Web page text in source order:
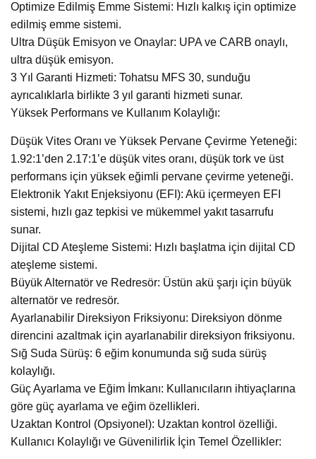
Optimize Edilmiş Emme Sistemi: Hızlı kalkış için optimize
edilmiş emme sistemi.
Ultra Düşük Emisyon ve Onaylar: UPA ve CARB onaylı,
ultra düşük emisyon.
3 Yıl Garanti Hizmeti: Tohatsu MFS 30, sunduğu
ayrıcalıklarla birlikte 3 yıl garanti hizmeti sunar.
Yüksek Performans ve Kullanım Kolaylığı:
Düşük Vites Oranı ve Yüksek Pervane Çevirme Yeteneği:
1.92:1’den 2.17:1’e düşük vites oranı, düşük tork ve üst
performans için yüksek eğimli pervane çevirme yeteneği.
Elektronik Yakıt Enjeksiyonu (EFI): Akü içermeyen EFI
sistemi, hızlı gaz tepkisi ve mükemmel yakıt tasarrufu
sunar.
Dijital CD Ateşleme Sistemi: Hızlı başlatma için dijital CD
ateşleme sistemi.
Büyük Alternatör ve Redresör: Üstün akü şarjı için büyük
alternatör ve redresör.
Ayarlanabilir Direksiyon Friksiyonu: Direksiyon dönme
direncini azaltmak için ayarlanabilir direksiyon friksiyonu.
Sığ Suda Sürüş: 6 eğim konumunda sığ suda sürüş
kolaylığı.
Güç Ayarlama ve Eğim İmkanı: Kullanıcıların ihtiyaçlarına
göre güç ayarlama ve eğim özellikleri.
Uzaktan Kontrol (Opsiyonel): Uzaktan kontrol özelliği.
Kullanıcı Kolaylığı ve Güvenilirlik İçin Temel Özellikler: